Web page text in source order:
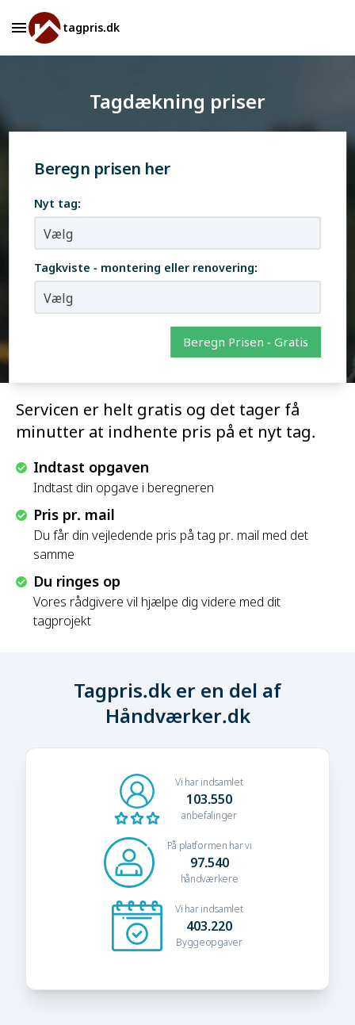
tagpris.dk
Tagdækning priser
Servicen er helt gratis og det tager få
minutter at indhente pris på et nyt tag.
Indtast opgaven
Indtast din opgave i beregneren
Pris pr. mail
Du får din vejledende pris på tag pr. mail med det
samme
Du ringes op
Vores rådgivere vil hjælpe dig videre med dit
tagprojekt
Beregn prisen her
Nyt tag:
Tagkviste - montering eller renovering:
Beregn Prisen - Gratis
Tagpris.dk er en del af
Håndværker.dk
Vi har indsamlet
103.550
anbefalinger
På platformen har vi
97.540
håndværkere
Vi har indsamlet
403.220
Byggeopgaver